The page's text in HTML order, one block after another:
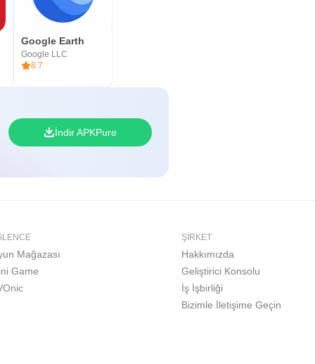
Google Earth
Google LLC
8.7
İndir APKPure
Mağazası
Game
ŞIRKET
Hakkımızda
Geliştirici Konsolu
İş İşbirliği
Bizimle İletişime Geçin